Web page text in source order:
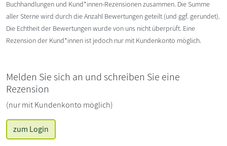
Buchhandlungen und Kund*innen-Rezensionen zusammen. Die Summe
aller Sterne wird durch die Anzahl Bewertungen geteilt (und ggf. gerundet).
Die Echtheit der Bewertungen wurde von uns nicht überprüft. Eine
Rezension der Kund*innen ist jedoch nur mit Kundenkonto möglich.
Melden Sie sich an und schreiben Sie eine
Rezension
(nur mit Kundenkonto möglich)
zum Login